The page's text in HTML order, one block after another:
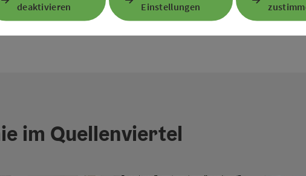
im Quellenviertel
deaktivieren
Einstellungen